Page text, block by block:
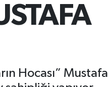
Hocası” Mustafa